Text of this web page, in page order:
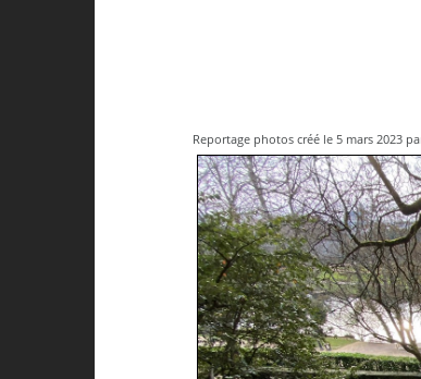
Reportage photos créé le 5 mars 2023